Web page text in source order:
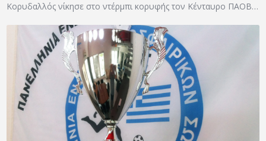
Κορυδαλλός νίκησε στο ντέρμπι κορυφής τον Κένταυρο ΠΑΟΒ…